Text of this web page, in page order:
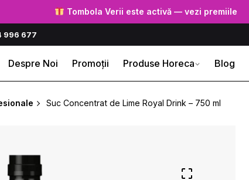
Tombola Verii este activă — vezi premiile
996 677
Despre Noi Promoții Produse Horeca Blog
Suc Concentrat de Lime Royal Drink – 750 ml